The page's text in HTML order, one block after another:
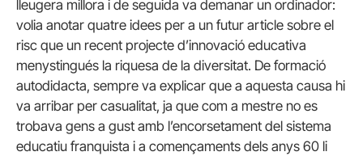
lleugera millora i de seguida va demanar un ordinador:
volia anotar quatre idees per a un futur article sobre el
risc que un recent projecte d’innovació educativa
menystingués la riquesa de la diversitat. De formació
autodidacta, sempre va explicar que a aquesta causa hi
va arribar per casualitat, ja que com a mestre no es
trobava gens a gust amb l’encorsetament del sistema
educatiu franquista i a començaments dels anys 60 li